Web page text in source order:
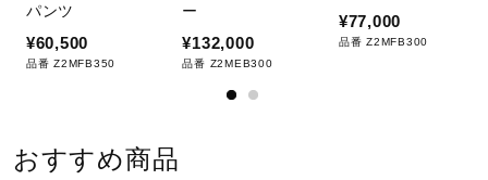
耐水圧20,000m/m以上（JIS.L.1092
適な状態に保ちます。
パンツ
¥60,500
品番 Z2MFB350
ー
¥132,000
品番 Z2MEB300
¥77,000
品番 Z2MFB300
おすすめ商品